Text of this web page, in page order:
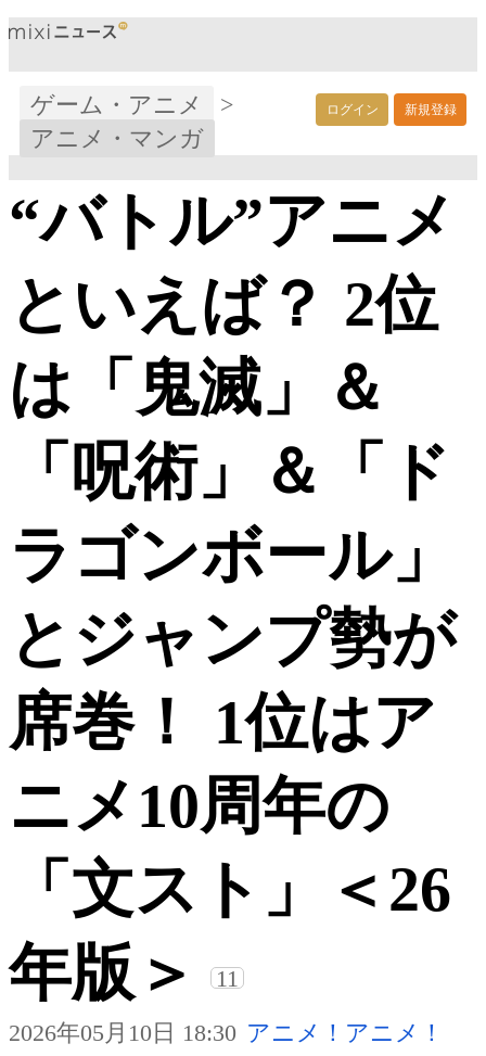
ログイン 新規登録
ゲーム・アニメ
>
アニメ・マンガ
“バトル”アニメ
といえば？ 2位
は「鬼滅」＆
「呪術」＆「ド
ラゴンボール」
とジャンプ勢が
席巻！ 1位はア
ニメ10周年の
「文スト」＜26
年版＞
11
2026年05月10日 18:30 アニメ！アニメ！